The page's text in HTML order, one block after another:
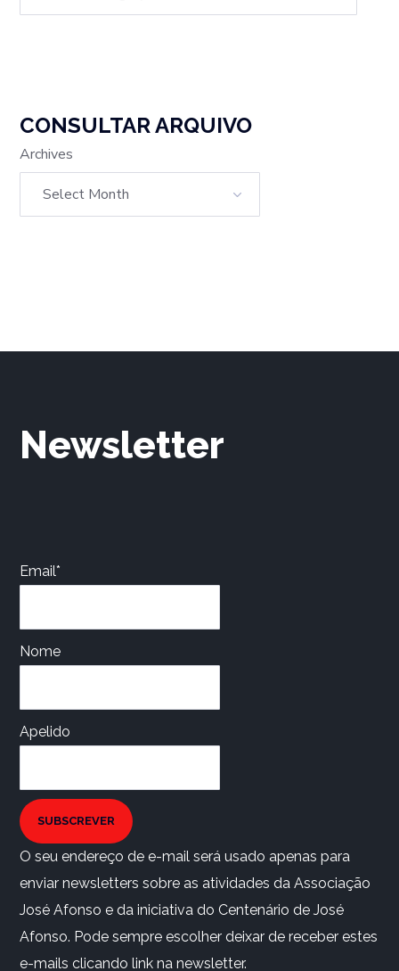
CONSULTAR ARQUIVO
Archives
Newsletter
Email*
Nome
Apelido
SUBSCREVER
O seu endereço de e-mail será usado apenas para
enviar newsletters sobre as atividades da Associação
José Afonso e da iniciativa do Centenário de José
Afonso. Pode sempre escolher deixar de receber estes
e-mails clicando link na newsletter.